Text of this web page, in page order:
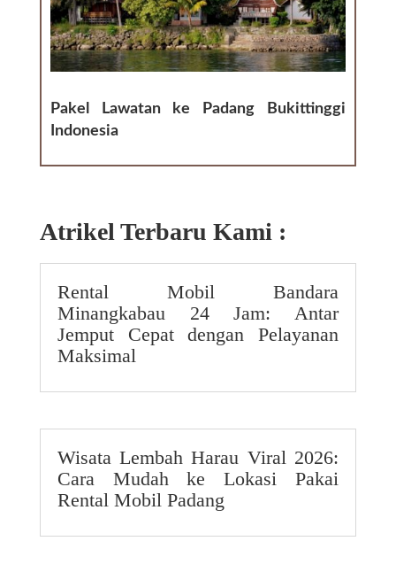
Pakel Lawatan ke Padang Bukittinggi
Indonesia
Atrikel Terbaru Kami :
Rental Mobil Bandara
Minangkabau 24 Jam: Antar
Jemput Cepat dengan Pelayanan
Maksimal
Wisata Lembah Harau Viral 2026:
Cara Mudah ke Lokasi Pakai
Rental Mobil Padang